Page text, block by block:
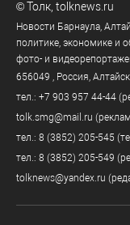
©Толк tolknews.ru
Новости Барнаула,
политике, экономике и
фото- и
656049 , Россия,
тел.: +7 903 957 44-44
tolk.smg@mail.ru
тел.: 8 (3852) 205-545
тел.: 8 (3852) 205-549
tolknews@yandex.ru